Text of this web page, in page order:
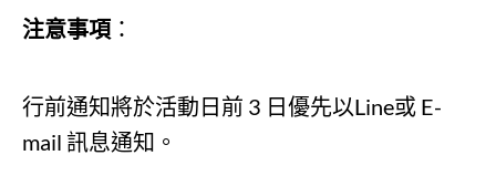
注意事項 ：
行前通知將於活動日前 3 日優先以Line或 E-
mail 訊息通知。